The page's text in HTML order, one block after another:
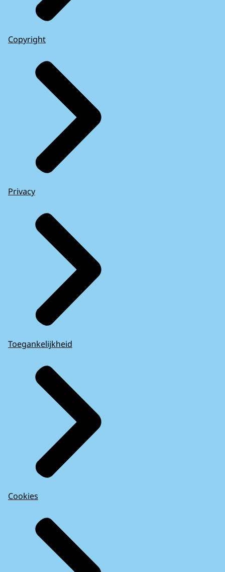
Copyright
Privacy
Toegankelijkheid
Cookies